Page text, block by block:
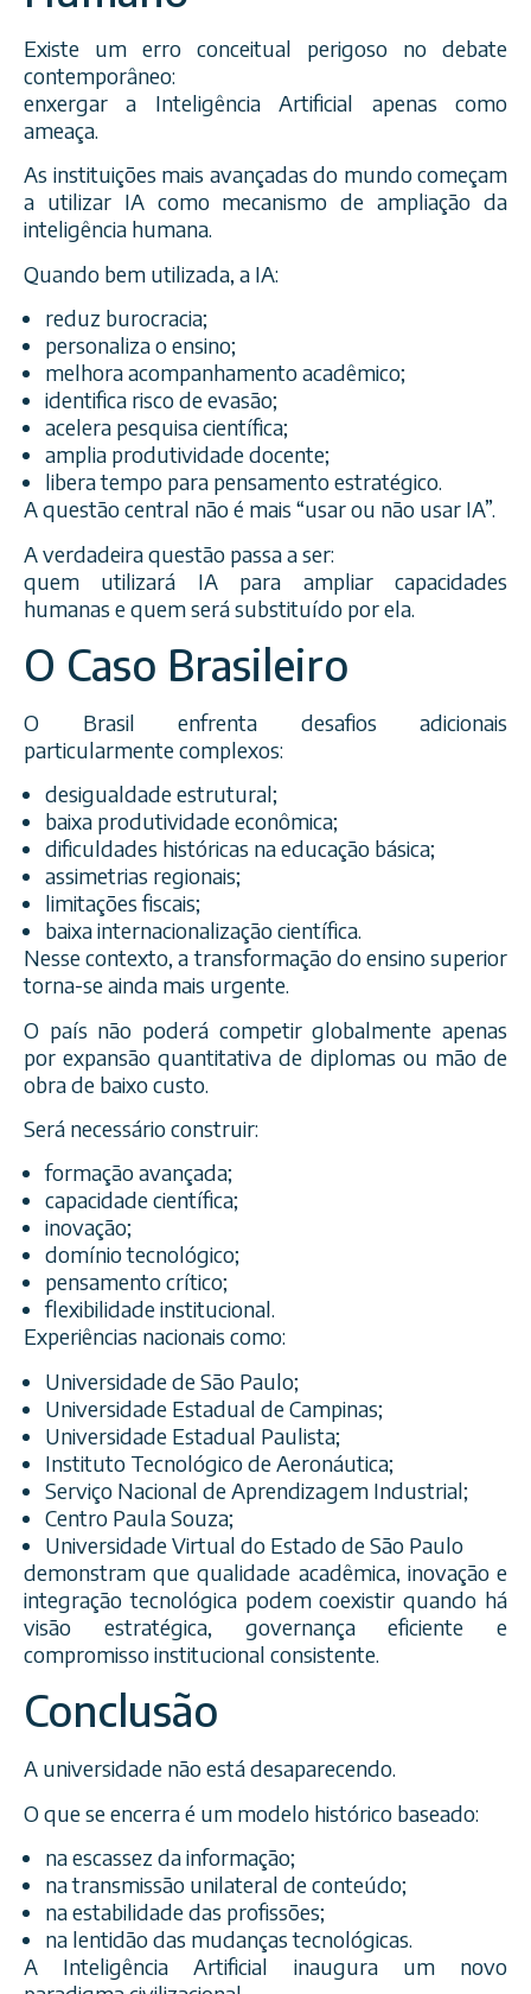
Existe um erro conceitual perigoso no debate
contemporâneo:
enxergar a Inteligência Artificial apenas como
ameaça.
As instituições mais avançadas do mundo começam
a utilizar IA como mecanismo de ampliação da
inteligência humana.
Quando bem utilizada, a IA:
reduz burocracia;
personaliza o ensino;
melhora acompanhamento acadêmico;
identifica risco de evasão;
acelera pesquisa científica;
amplia produtividade docente;
libera tempo para pensamento estratégico.
A questão central não é mais “usar ou não usar IA”.
A verdadeira questão passa a ser:
quem utilizará IA para ampliar capacidades
humanas e quem será substituído por ela.
O Caso Brasileiro
O Brasil enfrenta desafios adicionais
particularmente complexos:
desigualdade estrutural;
baixa produtividade econômica;
dificuldades históricas na educação básica;
assimetrias regionais;
limitações fiscais;
baixa internacionalização científica.
Nesse contexto, a transformação do ensino superior
torna-se ainda mais urgente.
O país não poderá competir globalmente apenas
por expansão quantitativa de diplomas ou mão de
obra de baixo custo.
Será necessário construir:
formação avançada;
capacidade científica;
inovação;
domínio tecnológico;
pensamento crítico;
flexibilidade institucional.
Experiências nacionais como:
Universidade de São Paulo;
Universidade Estadual de Campinas;
Universidade Estadual Paulista;
Instituto Tecnológico de Aeronáutica;
Serviço Nacional de Aprendizagem Industrial;
Centro Paula Souza;
Universidade Virtual do Estado de São Paulo
demonstram que qualidade acadêmica, inovação e
integração tecnológica podem coexistir quando há
visão estratégica, governança eficiente e
compromisso institucional consistente.
Conclusão
A universidade não está desaparecendo.
O que se encerra é um modelo histórico baseado:
na escassez da informação;
na transmissão unilateral de conteúdo;
na estabilidade das profissões;
na lentidão das mudanças tecnológicas.
A Inteligência Artificial inaugura um novo